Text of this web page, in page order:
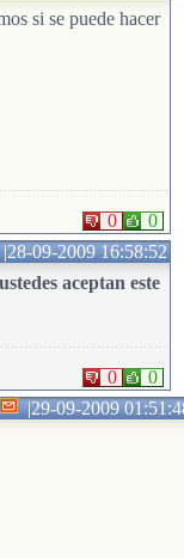
si se puede hacer
0
0
|28-09-2009 16:58:52
aceptan este
0
0
|29-09-2009